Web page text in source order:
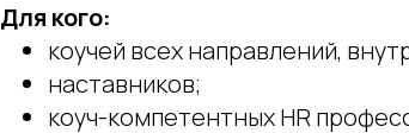
Для кого:
коучей всех направлений,
наставников;
коуч-компетентных HR